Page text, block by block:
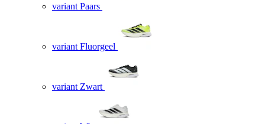
variant Paars
variant Fluorgeel
variant Zwart